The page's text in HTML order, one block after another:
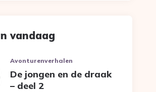
vandaag
Avonturenverhalen
De jongen en de draak
– deel 2